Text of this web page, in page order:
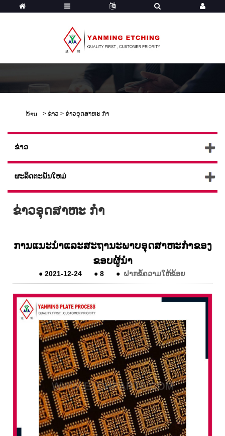
ບ້ານ > ຂ່າວ > ຂ່າວອຸດສາຫະ ກຳ
ຂ່າວ
ຜະລິດຕະພັນໃຫມ່
ຂ່າວອຸດສາຫະ ກຳ
ການແນະນໍາແລະສະຖານະພາບອຸດສາຫະກໍາຂອງ
ຂອບຜູ້ນໍາ
● 2021-12-24 ● 8 ● ຝາກຂໍ້ຄວາມໃຫ້ຂ້ອຍ